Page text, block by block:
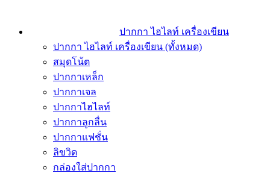
ปากกา ไฮไลท์ เครื่องเขียน
ปากกา ไฮไลท์ เครื่องเขียน (ทั้งหมด)
สมุดโน้ต
ปากกาเหล็ก
ปากกาเจล
ปากกาไฮไลท์
ปากกาลูกลื่น
ปากกาแฟชั่น
ลิขวิด
กล่องใส่ปากกา